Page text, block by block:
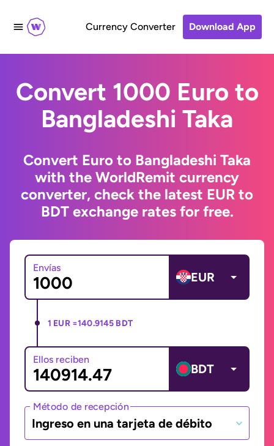
Currency Converter Download App
Convert 1000 Euro to
Bangladeshi Taka
Convert Euro to Bangladeshi Taka
with the WorldRemit currency
converter, check the latest EUR to
BDT exchange rates for free.
Envías
EUR
1 EUR =140.9145 BDT
Ellos reciben
BDT
Método de recepción
Ingreso en una tarjeta de débito